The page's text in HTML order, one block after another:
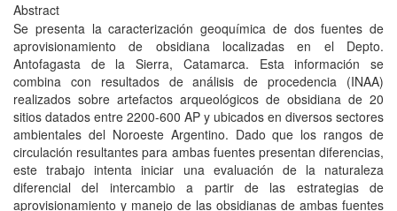
Abstract
Se presenta la caracterización geoquímica de dos fuentes de
aprovisionamiento de obsidiana localizadas en el Depto.
Antofagasta de la Sierra, Catamarca. Esta información se
combina con resultados de análisis de procedencia (INAA)
realizados sobre artefactos arqueológicos de obsidiana de 20
sitios datados entre 2200-600 AP y ubicados en diversos sectores
ambientales del Noroeste Argentino. Dado que los rangos de
circulación resultantes para ambas fuentes presentan diferencias,
este trabajo intenta iniciar una evaluación de la naturaleza
diferencial del intercambio a partir de las estrategias de
aprovisionamiento y manejo de las obsidianas de ambas fuentes